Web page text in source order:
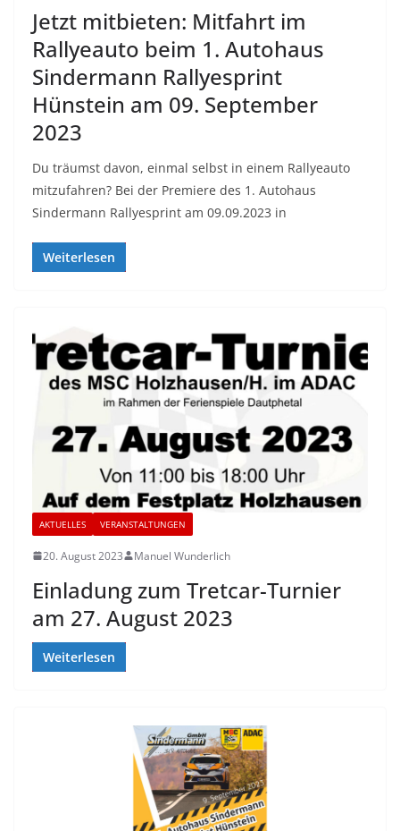
Jetzt mitbieten: Mitfahrt im
Rallyeauto beim 1. Autohaus
Sindermann Rallyesprint
Hünstein am 09. September
2023
Du träumst davon, einmal selbst in einem Rallyeauto
mitzufahren? Bei der Premiere des 1. Autohaus
Sindermann Rallyesprint am 09.09.2023 in
Weiterlesen
AKTUELLES VERANSTALTUNGEN
20. August 2023 Manuel Wunderlich
Einladung zum Tretcar-Turnier
am 27. August 2023
Weiterlesen